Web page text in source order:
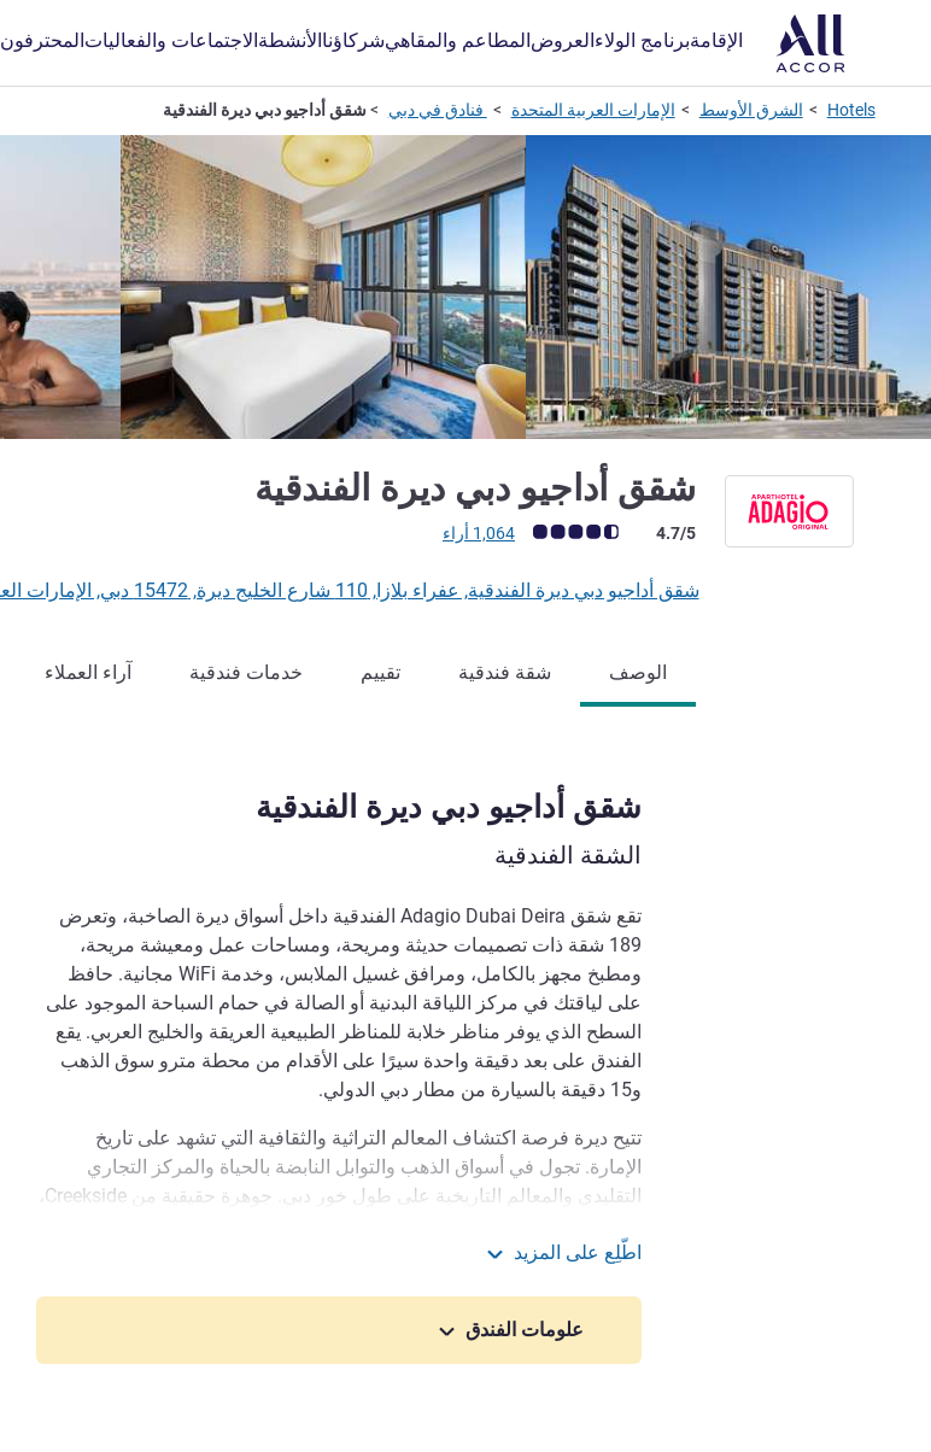
الإقامةبرنامج الولاءالعروضالمطاعم والمقاهيشركاؤناالأنشطةالاجتماعات والفعالياتالمحترفون
Hotels الشرق الأوسط الإمارات العربية المتحدة فنادق في دبي شقق أداجيو دبي ديرة الفندقية
شقق أداجيو دبي ديرة الفندقية
ملاحظة أراء العملاء (رأي ALL)
4.7/5 1,064 أراء
شقق أداجيو دبي ديرة الفندقية, عفراء بلازا, 110 شارع الخليج ديرة, 15472 دبي, الإمارات العربية المتحدة
الوصف شقة فندقية تقييم خدمات فندقية آراء العملاء
شقق أداجيو دبي ديرة الفندقية
الشقة الفندقية
تقع شقق Adagio Dubai Deira الفندقية داخل أسواق ديرة الصاخبة، وتعرض
189 شقة ذات تصميمات حديثة ومريحة، ومساحات عمل ومعيشة مريحة،
ومطبخ مجهز بالكامل، ومرافق غسيل الملابس، وخدمة WiFi مجانية. حافظ
على لياقتك في مركز اللياقة البدنية أو الصالة في حمام السباحة الموجود على
السطح الذي يوفر مناظر خلابة للمناظر الطبيعية العريقة والخليج العربي. يقع
الفندق على بعد دقيقة واحدة سيرًا على الأقدام من محطة مترو سوق الذهب
و15 دقيقة بالسيارة من مطار دبي الدولي.
تتيح ديرة فرصة اكتشاف المعالم التراثية والثقافية التي تشهد على تاريخ
الإمارة. تجول في أسواق الذهب والتوابل النابضة بالحياة والمركز التجاري
بأطباق غنية بالتوابل المطبوخة ببطء ولحوم مشوية واعدة بألعاب نارية بنكهة.
جرب راحة فندق مع وسائل الراحة المنزلية واستمتع بطريقة جديدة للمعيشة
في قلب المركز التقليدي لمدينة دبي الذي يوفر منزلاً بعيدًا عن المنزل للعائلات
والمسافرين من رجال الأعمال على حدٍ سواء.
اطّلِع على المزيد
علومات الفندق